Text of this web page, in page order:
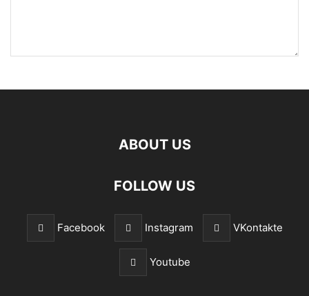
ABOUT US
FOLLOW US
Facebook Instagram VKontakte
Youtube